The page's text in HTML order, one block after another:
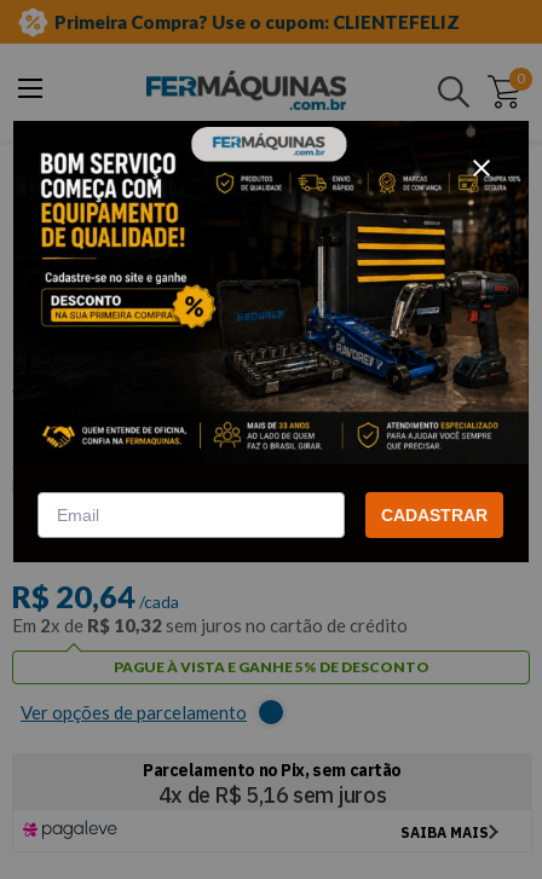
Primeira Compra? Use o cupom: CLIENTEFELIZ
0
Buscar
ferramentas manuais soquete tipo tork
Soquete Tipo Torx Curto com 1/2"
T60 - WAFT
R$19
R$ 20,64/cada
Em 2x de R$ 10,32 sem juros no cartão de crédito
PAGUE À VISTA E GANHE 5% DE DESCONTO
Ver opções de parcelamento
CADASTRAR